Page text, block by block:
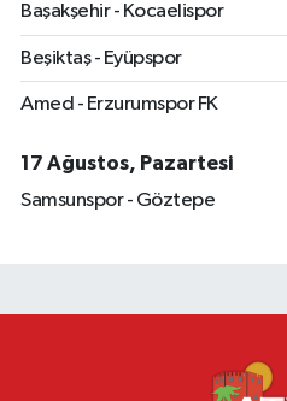
Başakşehir - Kocaelispor
Beşiktaş - Eyüpspor
Amed - Erzurumspor FK
17 Ağustos, Pazartesi
Samsunspor - Göztepe